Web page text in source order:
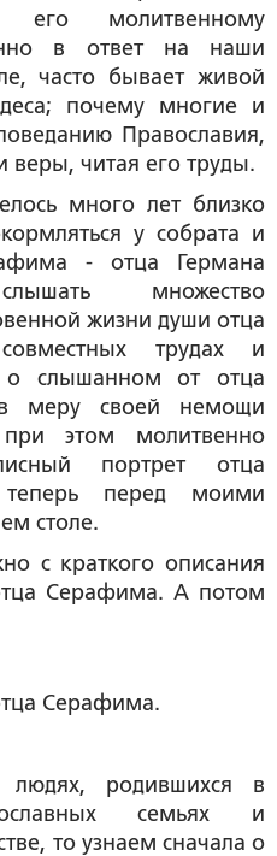
молитвенному
в ответ на наши
часто бывает живой
почему многие и
Православия,
веры, читая его труды.
много лет близко
у собрата и
- отца Германа
множество
жизни души отца
трудах и
о слышанном от отца
в меру своей немощи
при этом молитвенно
портрет отца
перед моими
столе.
с краткого описания
Серафима. А потом
Серафима.
родившихся в
семьях и
то узнаем сначала о